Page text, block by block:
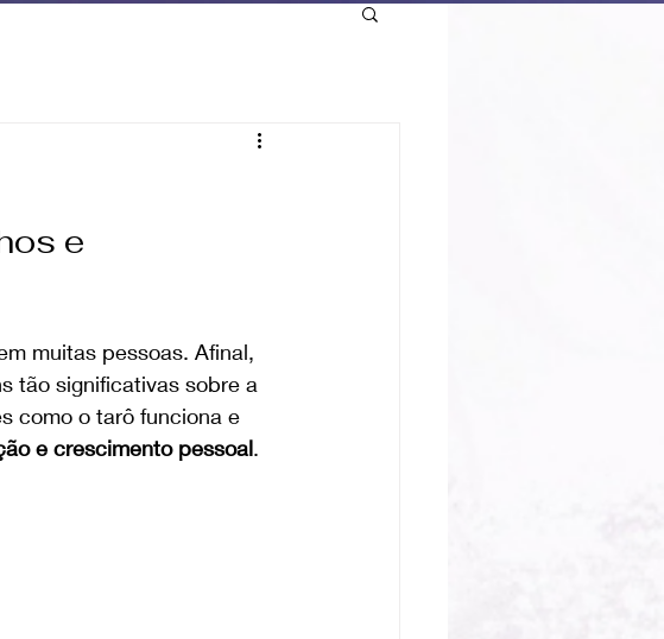
e
muitas pessoas. Afinal,
tão significativas sobre a
como o tarô funciona e
e crescimento pessoal.